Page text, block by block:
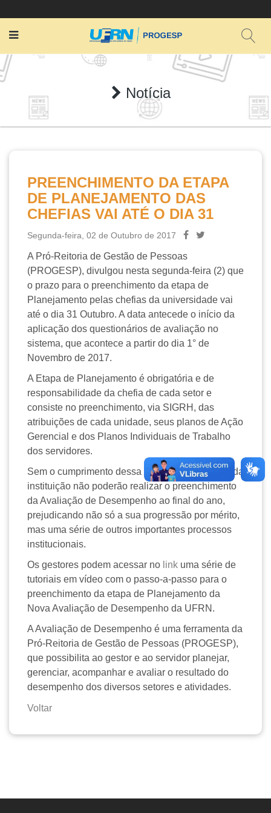
Notícia
PREENCHIMENTO DA ETAPA
DE PLANEJAMENTO DAS
CHEFIAS VAI ATÉ O DIA 31
Segunda-feira, 02 de Outubro de 2017
A Pró-Reitoria de Gestão de Pessoas
(PROGESP), divulgou nesta segunda-feira (2) que
o prazo para o preenchimento da etapa de
Planejamento pelas chefias da universidade vai
até o dia 31 Outubro. A data antecede o início da
aplicação dos questionários de avaliação no
sistema, que acontece a partir do dia 1° de
Novembro de 2017.
A Etapa de Planejamento é obrigatória e de
responsabilidade da chefia de cada setor e
consiste no preenchimento, via SIGRH, das
atribuições de cada unidade, seus planos de Ação
Gerencial e dos Planos Individuais de Trabalho
dos servidores.
Sem o cumprimento dessa etapa, os servidores da
instituição não poderão realizar o preenchimento
da Avaliação de Desempenho ao final do ano,
prejudicando não só a sua progressão por mérito,
mas uma série de outros importantes processos
institucionais.
Os gestores podem acessar no link uma série de
tutoriais em vídeo com o passo-a-passo para o
preenchimento da etapa de Planejamento da
Nova Avaliação de Desempenho da UFRN.
A Avaliação de Desempenho é uma ferramenta da
Pró-Reitoria de Gestão de Pessoas (PROGESP),
que possibilita ao gestor e ao servidor planejar,
gerenciar, acompanhar e avaliar o resultado do
desempenho dos diversos setores e atividades.
Voltar